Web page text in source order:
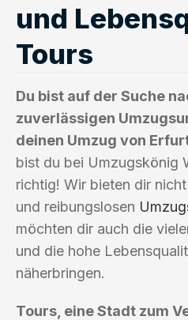
und
Tours
Du bist auf der Suche
zuverlässigen
deinen Umzug von
bist du bei Umzugskönig
richtig! Wir bieten dir
und reibungslosen
möchten dir auch die
und die hohe
näherbringen.
Tours, eine Stadt zum